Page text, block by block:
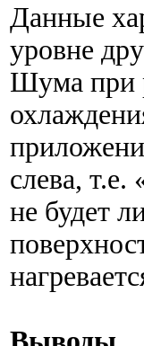
Данные
уровне
Шума при
слева,
не будет